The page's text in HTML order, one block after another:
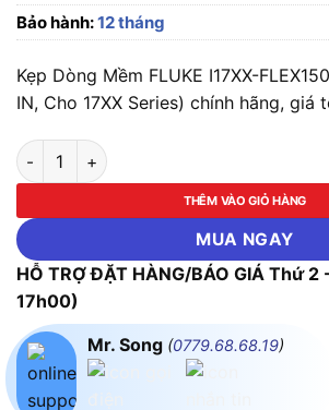
Bảo hành:12 tháng
Kẹp Dòng Mềm FLUKE I17XX-
IN, Cho 17XX Series) chính hãng, giá
Kẹp Dòng Mềm FLUKE I17XX-
THÊM VÀO GIỎ HÀNG
MUA NGAY
HỖ TRỢ ĐẶT HÀNG/BÁO GIÁ Thứ
17h00)
Mr. Song (0779.68.68.19)